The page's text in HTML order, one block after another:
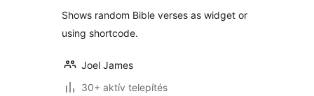
Shows random Bible verses as widget or
using shortcode.
Joel James
30+ aktív telepítés